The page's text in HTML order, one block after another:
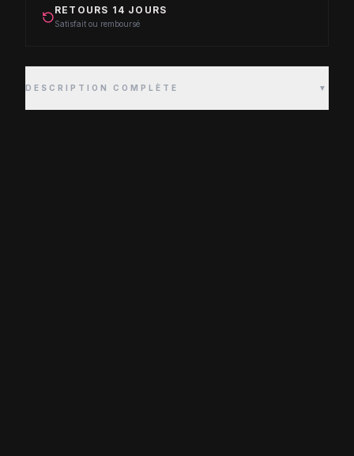
RETOURS 14 JOURS
Satisfait ou remboursé
DESCRIPTION COMPLÈTE ▼